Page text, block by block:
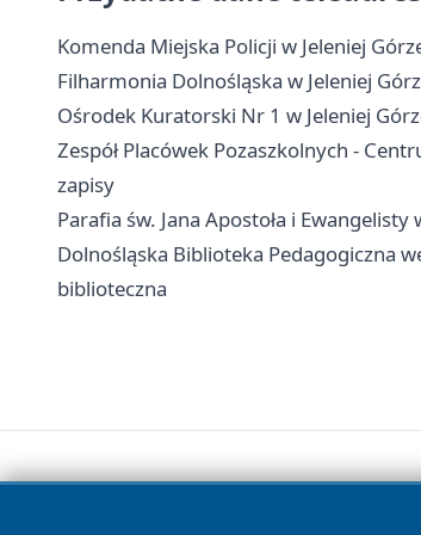
Komenda Miejska Policji w Jeleniej
Filharmonia Dolnośląska w Jeleniej
Ośrodek Kuratorski Nr 1 w Jeleniej
Zespół Placówek Pozaszkolnych -
zapisy
Parafia św. Jana Apostoła i
Dolnośląska Biblioteka Pedagogiczna
biblioteczna